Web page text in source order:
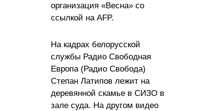
организация «Весна» со
ссылкой на AFP.
На кадрах белорусской
службы Радио Свободная
Европа (Радио Свобода)
Степан Латипов лежит на
деревянной скамье в СИЗО в
зале суда. На другом видео